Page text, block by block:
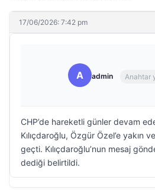
17/06/2026: 7:42 pm
A admin Anahtar
CHP’de hareketli günler devam
Kılıçdaroğlu, Özgür Özel’e yakın
geçti. Kılıçdaroğlu’nun mesaj
dediği belirtildi.